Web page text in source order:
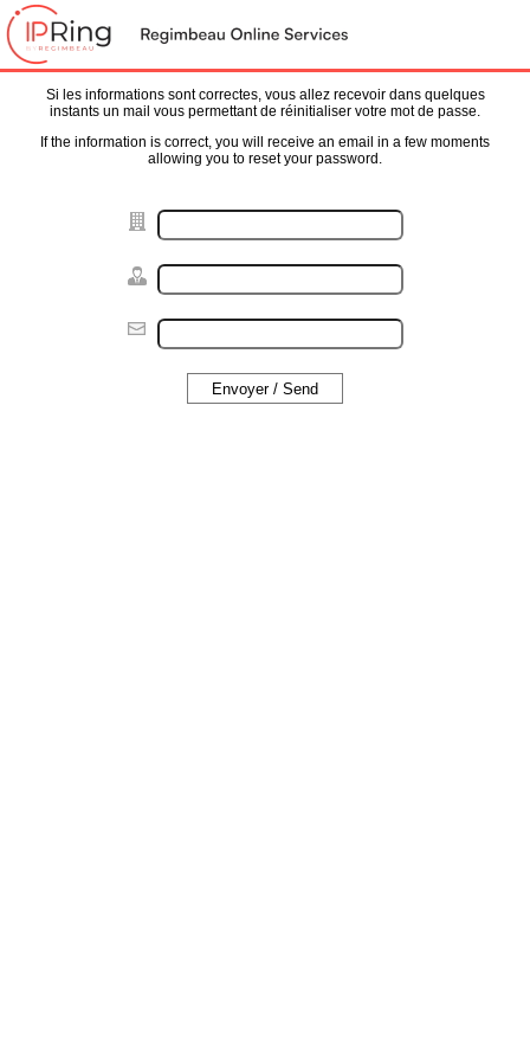
Si les informations sont correctes, vous allez recevoir dans quelques
instants un mail vous permettant de réinitialiser votre mot de passe.
If the information is correct, you will receive an email in a few moments
allowing you to reset your password.